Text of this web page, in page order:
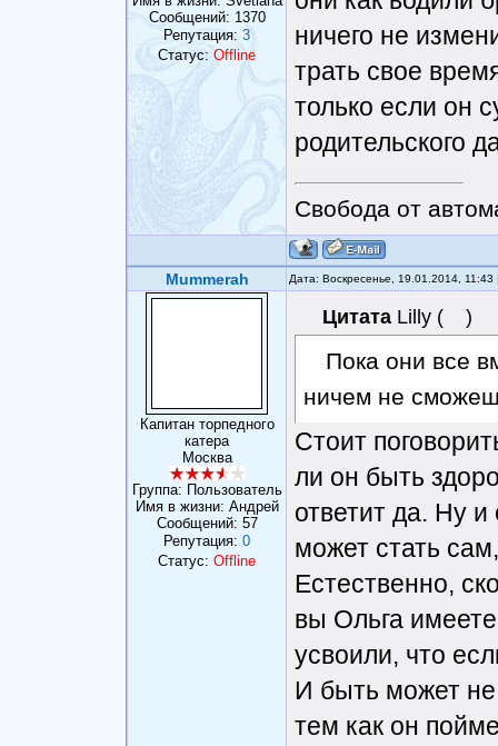
умеет вызывать
Сообщений: 1370
Репутация: 3
Статус: Offline
ничего не
трать свое
только если он
родительского
Свобода от
Mummerah Дата: Воскресенье, 19.01.2014,
Капитан торпедного
катера
Москва
Группа: Пользователь
Имя в жизни: Андрей
Сообщений: 57
Репутация: 0
Статус: Offline
Цитата Lilly ( )
Пока они все
ничем не
Стоит
ли он быть
ответит да. Ну
может стать
Естественно,
вы Ольга
усвоили, что
И быть может не
тем как он